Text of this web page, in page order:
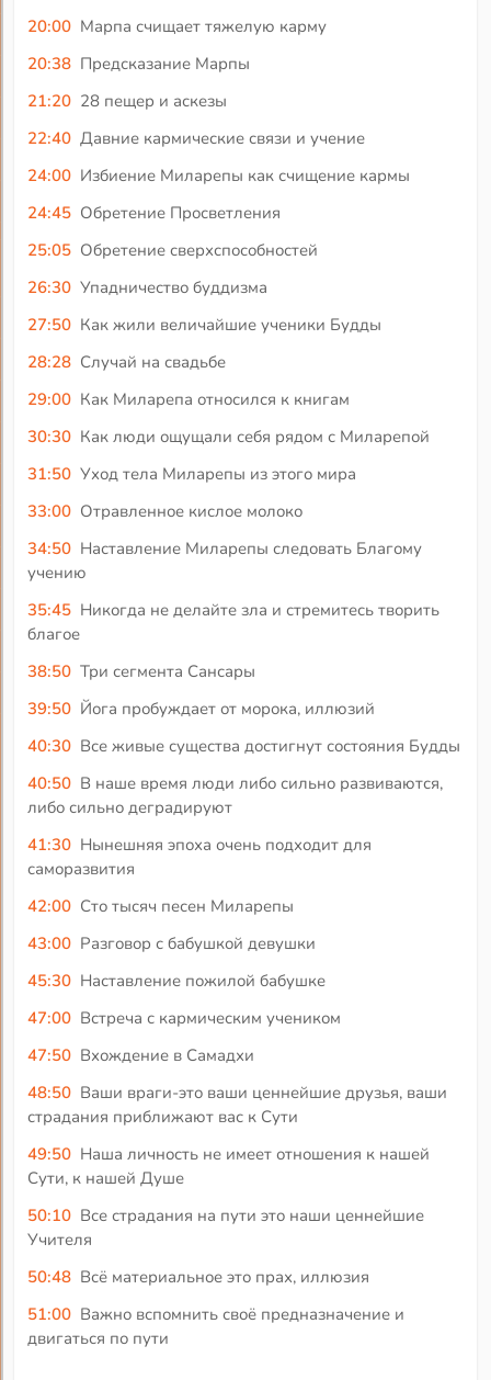
20:00 Марпа счищает тяжелую карму
20:38 Предсказание Марпы
21:20 28 пещер и аскезы
22:40 Давние кармические связи и учение
24:00 Избиение Миларепы как счищение кармы
24:45 Обретение Просветления
25:05 Обретение сверхспособностей
26:30 Упадничество буддизма
27:50 Как жили величайшие ученики Будды
28:28 Случай на свадьбе
29:00 Как Миларепа относился к книгам
30:30 Как люди ощущали себя рядом с Миларепой
31:50 Уход тела Миларепы из этого мира
33:00 Отравленное кислое молоко
34:50 Наставление Миларепы следовать Благому
учению
35:45 Никогда не делайте зла и стремитесь творить
благое
38:50 Три сегмента Сансары
39:50 Йога пробуждает от морока, иллюзий
40:30 Все живые существа достигнут состояния Будды
40:50 В наше время люди либо сильно развиваются,
либо сильно деградируют
41:30 Нынешняя эпоха очень подходит для
саморазвития
42:00 Сто тысяч песен Миларепы
43:00 Разговор с бабушкой девушки
45:30 Наставление пожилой бабушке
47:00 Встреча с кармическим учеником
47:50 Вхождение в Самадхи
48:50 Ваши враги-это ваши ценнейшие друзья, ваши
страдания приближают вас к Сути
49:50 Наша личность не имеет отношения к нашей
Сути, к нашей Душе
50:10 Все страдания на пути это наши ценнейшие
Учителя
50:48 Всё материальное это прах, иллюзия
51:00 Важно вспомнить своё предназначение и
двигаться по пути